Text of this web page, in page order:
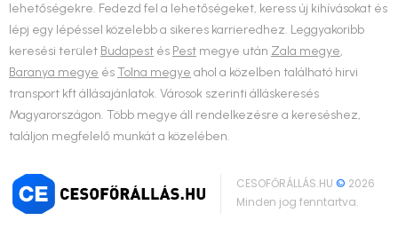
lehetőségekre. Fedezd fel a lehetőségeket, keress új kihívásokat és
lépj egy lépéssel közelebb a sikeres karrieredhez. Leggyakoribb
keresési terület Budapest és Pest megye után Zala megye,
Baranya megye ésTolna megye ahol a közelben található hirvi
transport kft állásajánlatok. Városok szerinti álláskeresés
Magyarországon. Több megye áll rendelkezésre a kereséshez,
találjon megfelelő munkát a közelében.
CESOFŐRÁLLÁS.HU© 2026
Minden jog fenntartva.